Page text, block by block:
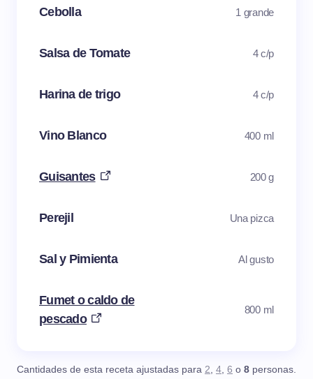
Cebolla 1 grande
Salsa de Tomate 4 c/p
Harina de trigo 4 c/p
Vino Blanco 400 ml
Guisantes 200 g
Perejil Una pizca
Sal y Pimienta Al gusto
Fumet o caldo de
pescado
800 ml
Cantidades de esta receta ajustadas para 2, 4, 6 o 8 personas.